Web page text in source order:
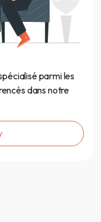
parmi les
dans notre